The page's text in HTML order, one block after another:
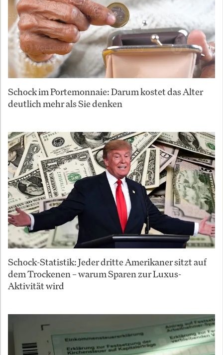
Schock im Portemonnaie: Darum kostet das Alter
deutlich mehr als Sie denken
Schock-Statistik: Jeder dritte Amerikaner sitzt auf
dem Trockenen – warum Sparen zur Luxus-
Aktivität wird